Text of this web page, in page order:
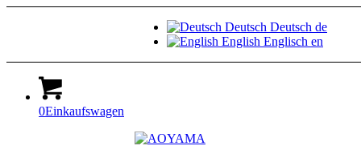
Deutsch Deutsch de
English Englisch en
0Einkaufswagen